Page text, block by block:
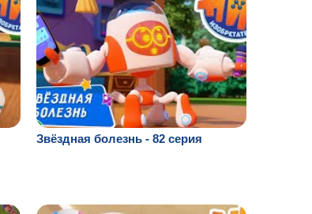
Звёздная болезнь - 82 серия